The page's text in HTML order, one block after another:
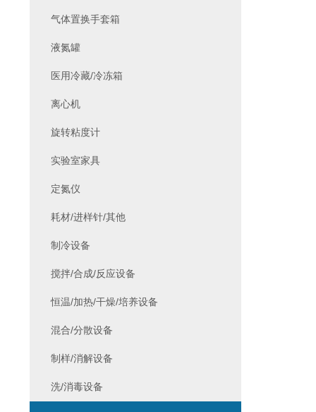
气体置换手套箱
液氮罐
医用冷藏/冷冻箱
离心机
旋转粘度计
实验室家具
定氮仪
耗材/进样针/其他
制冷设备
搅拌/合成/反应设备
恒温/加热/干燥/培养设备
混合/分散设备
制样/消解设备
洗/消毒设备